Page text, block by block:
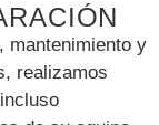
mantenimiento y
realizamos